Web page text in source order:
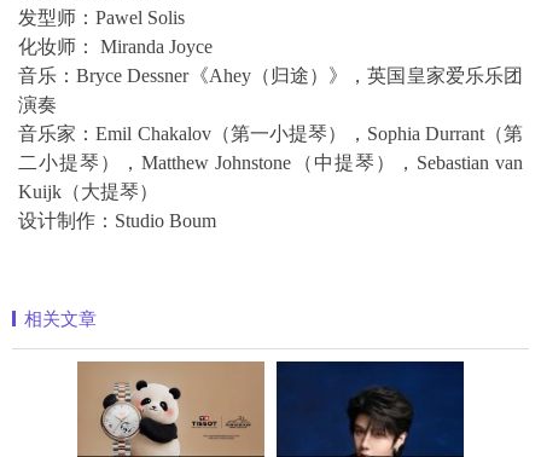
发型师：Pawel Solis
化妆师： Miranda Joyce
音乐：Bryce Dessner《Ahey（归途）》，英国皇家爱乐乐团
演奏
音乐家：Emil Chakalov（第一小提琴），Sophia Durrant（第
二小提琴），Matthew Johnstone（中提琴），Sebastian van
Kuijk（大提琴）
设计制作：Studio Boum
相关文章